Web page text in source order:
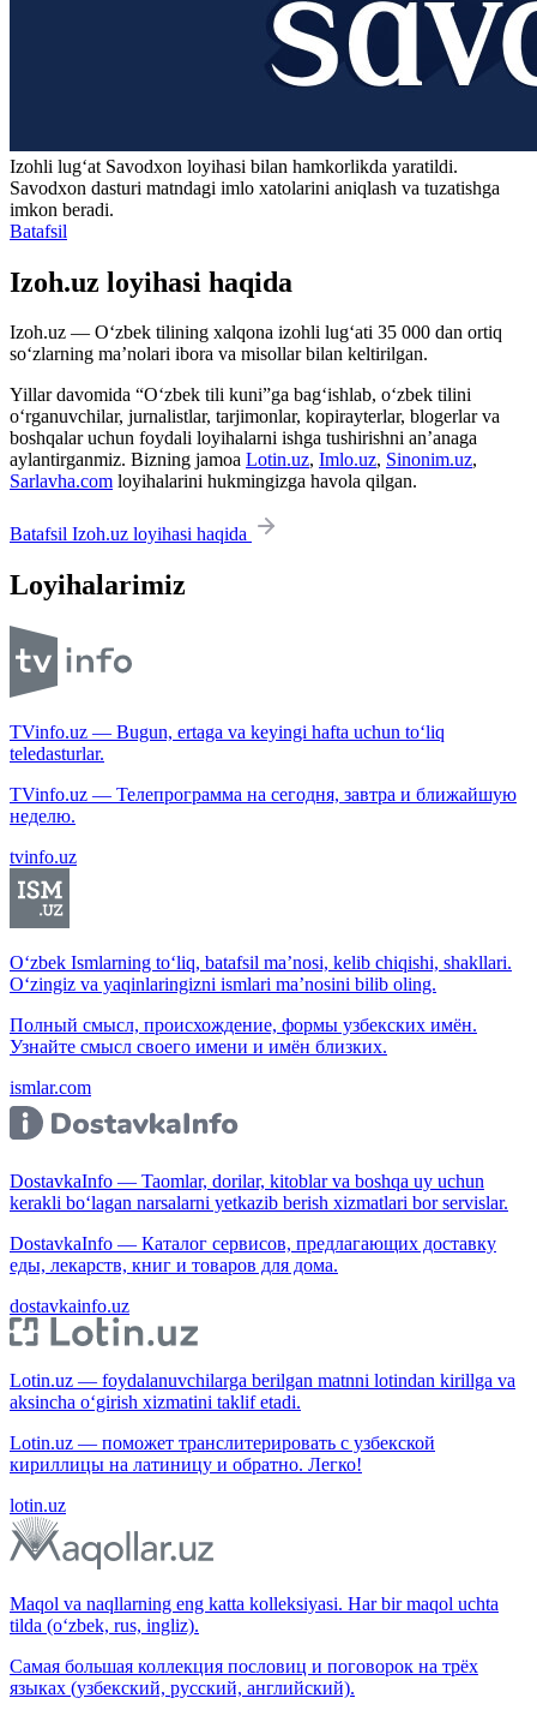
Izohli lugʻat Savodxon loyihasi bilan hamkorlikda yaratildi.
Savodxon dasturi matndagi imlo xatolarini aniqlash va tuzatishga
imkon beradi.
Batafsil
Izoh.uz loyihasi haqida
Izoh.uz — O‘zbek tilining xalqona izohli lug‘ati 35 000 dan ortiq
so‘zlarning ma’nolari ibora va misollar bilan keltirilgan.
Yillar davomida “O‘zbek tili kuni”ga bag‘ishlab, o‘zbek tilini
o‘rganuvchilar, jurnalistlar, tarjimonlar, kopirayterlar, blogerlar va
boshqalar uchun foydali loyihalarni ishga tushirishni an’anaga
aylantirganmiz. Bizning jamoa Lotin.uz, Imlo.uz, Sinonim.uz,
Sarlavha.com loyihalarini hukmingizga havola qilgan.
Batafsil Izoh.uz loyihasi haqida
Loyihalarimiz
TVinfo.uz — Bugun, ertaga va keyingi hafta uchun to‘liq
teledasturlar.
TVinfo.uz — Телепрограмма на сегодня, завтра и ближайшую
неделю.
tvinfo.uz
O‘zbek Ismlarning to‘liq, batafsil ma’nosi, kelib chiqishi, shakllari.
O‘zingiz va yaqinlaringizni ismlari ma’nosini bilib oling.
Полный смысл, происхождение, формы узбекских имён.
Узнайте смысл своего имени и имён близких.
ismlar.com
DostavkaInfo — Taomlar, dorilar, kitoblar va boshqa uy uchun
kerakli bo‘lagan narsalarni yetkazib berish xizmatlari bor servislar.
DostavkaInfo — Каталог сервисов, предлагающих доставку
еды, лекарств, книг и товаров для дома.
dostavkainfo.uz
Lotin.uz — foydalanuvchilarga berilgan matnni lotindan kirillga va
aksincha o‘girish xizmatini taklif etadi.
Lotin.uz — поможет транслитерировать с узбекской
кириллицы на латиницу и обратно. Легко!
lotin.uz
Maqol va naqllarning eng katta kolleksiyasi. Har bir maqol uchta
tilda (o‘zbek, rus, ingliz).
Самая большая коллекция пословиц и поговорок на трёх
языках (узбекский, русский, английский).